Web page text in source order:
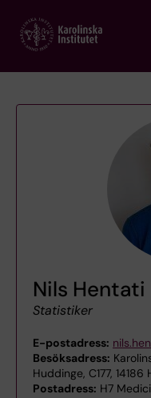
main
Nils Hentati
Statistiker
E-postadress:
Besöksadress:
Huddinge, C177, 14186
Postadress: H7